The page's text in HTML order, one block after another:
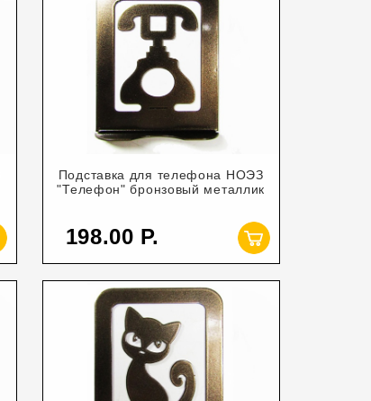
Подставка для телефона НОЭЗ
"Телефон" бронзовый металлик
198.00